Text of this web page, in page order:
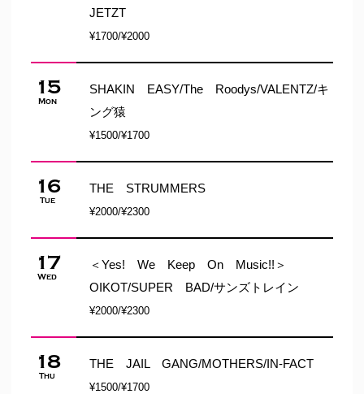
JETZT
¥1700/¥2000
15
Mon
SHAKIN EASY/The Roodys/VALENTZ/キ
ング猿
¥1500/¥1700
16
Tue
THE STRUMMERS
¥2000/¥2300
17
Wed
＜Yes! We Keep On Music!!＞
OIKOT/SUPER BAD/サンズトレイン
¥2000/¥2300
18
Thu
THE JAIL GANG/MOTHERS/IN-FACT
¥1500/¥1700